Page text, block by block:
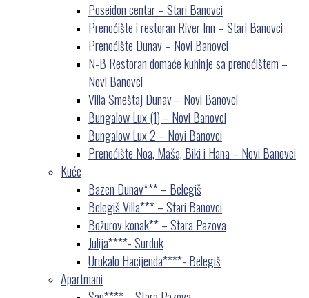
Poseidon centar – Stari Banovci
Prenoćište i restoran River Inn – Stari Banovci
Prenoćište Dunav – Novi Banovci
N-B Restoran domaće kuhinje sa prenoćištem –
Novi Banovci
Villa Smeštaj Dunav – Novi Banovci
Bungalow Lux (1) – Novi Banovci
Bungalow Lux 2 – Novi Banovci
Prenoćište Noa, Maša, Biki i Hana – Novi Banovci
Kuće
Bazen Dunav*** – Belegiš
Belegiš Villa*** – Stari Banovci
Božurov konak** – Stara Pazova
Julija****- Surduk
Urukalo Hacijenda****- Belegiš
Apartmani